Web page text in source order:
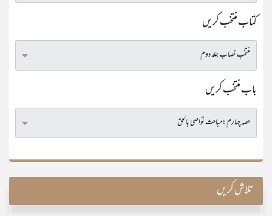
کتاب منتخب کریں
باب منتخب کریں
تلاش کریں